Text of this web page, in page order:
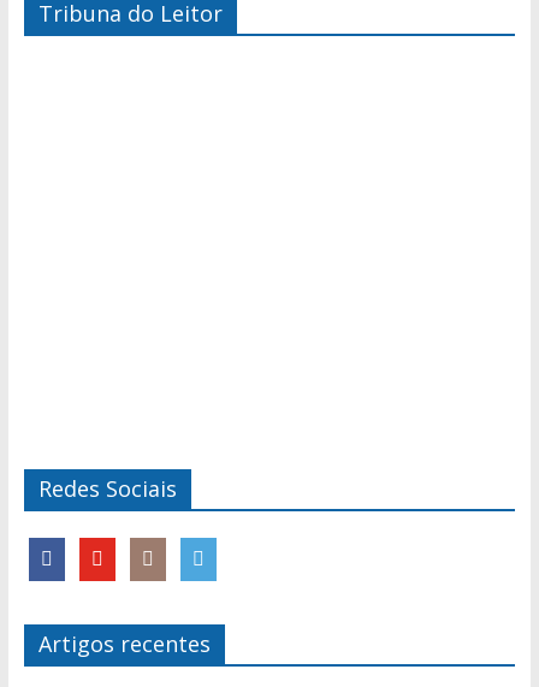
Tribuna do Leitor
Redes Sociais
Artigos recentes